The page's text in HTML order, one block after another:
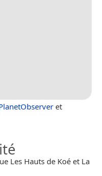
et
Les Hauts de Koé et La